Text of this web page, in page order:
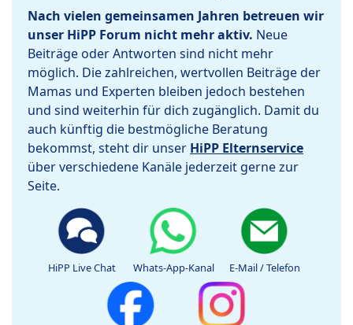
Nach vielen gemeinsamen Jahren betreuen wir
unser HiPP Forum nicht mehr aktiv. Neue
Beiträge oder Antworten sind nicht mehr
möglich. Die zahlreichen, wertvollen Beiträge der
Mamas und Experten bleiben jedoch bestehen
und sind weiterhin für dich zugänglich. Damit du
auch künftig die bestmögliche Beratung
bekommst, steht dir unser HiPP Elternservice
über verschiedene Kanäle jederzeit gerne zur
Seite.
HiPP Live Chat Whats-App-Kanal E-Mail / Telefon